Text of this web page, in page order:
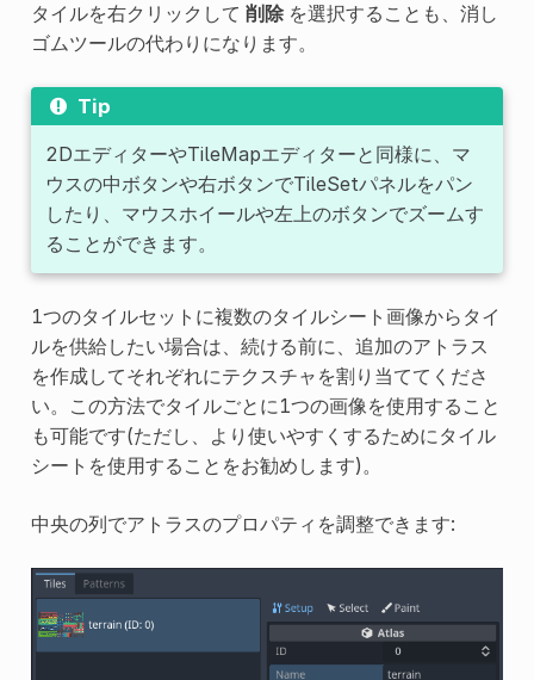
タイルを右クリックして 削除を選択することも、消し
ゴムツールの代わりになります。
Tip
2DエディターやTileMapエディターと同様に、マ
ウスの中ボタンや右ボタンでTileSetパネルをパン
したり、マウスホイールや左上のボタンでズームす
ることができます。
1つのタイルセットに複数のタイルシート画像からタイ
ルを供給したい場合は、続ける前に、追加のアトラス
を作成してそれぞれにテクスチャを割り当ててくださ
い。この方法でタイルごとに1つの画像を使用すること
も可能です(ただし、より使いやすくするためにタイル
シートを使用することをお勧めします)。
中央の列でアトラスのプロパティを調整できます: